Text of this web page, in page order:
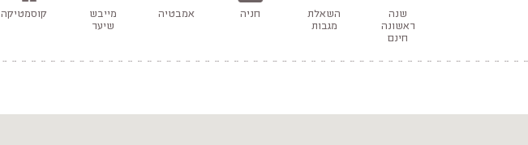
שנה
ראשונה
חינם
השאלת
מגבות
חניה אמבטיה
מייבש
שיער
קוסמטיקה